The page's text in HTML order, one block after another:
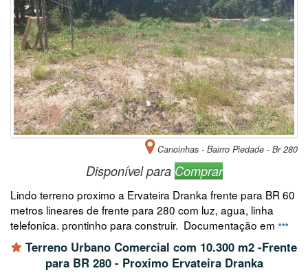
Canoinhas - Bairro Piedade - Br 280
Disponível para Comprar
Lindo terreno proximo a Ervateira Dranka frente para BR 60
metros lineares de frente para 280 com luz, agua, linha
telefonica. prontinho para construir. Documentação em
Terreno Urbano Comercial com 10.300 m2 -Frente
para BR 280 - Proximo Ervateira Dranka